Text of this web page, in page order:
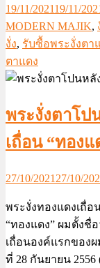
19/11/202119/11/
MODERN MAJIK,
งั่ง, รับซื้อพระงั่งตา
ตาแดง
พระงั่งตาโป
เถื่อน “ทองแ
27/10/2021 27/10/
พระงั่งทองแดงเถื่อ
“ทองแดง” ผมตั้งชื่
เถื่อนองค์แรกของ
ที่ 28 กันยายน